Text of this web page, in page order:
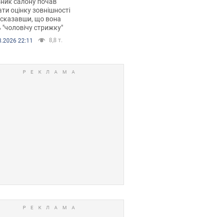
скандал.
оцінку зовнішності
що вона
"чоловічу стрижку"
22:11 8,8 т.